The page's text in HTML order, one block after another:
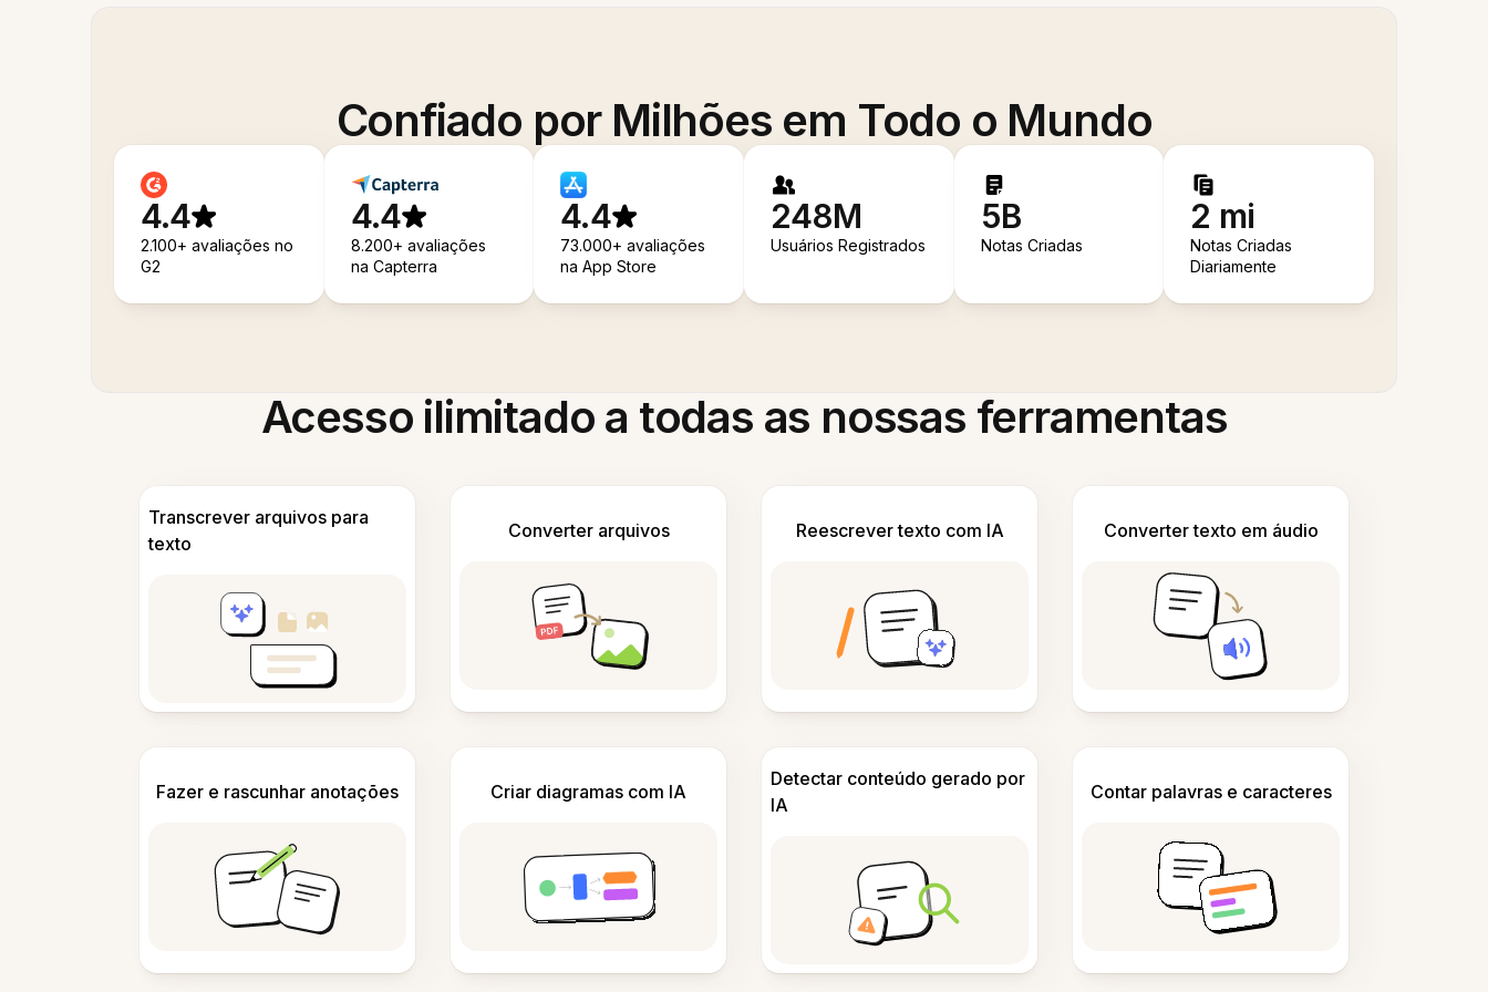
Confiado por Milhões em Todo o Mundo
4.4
2.100+ avaliações no
G2
4.4
8.200+ avaliações
na Capterra
4.4
73.000+ avaliações
na App Store
248M
Usuários Registrados
5B
Notas Criadas
2 mi
Notas Criadas
Diariamente
Acesso ilimitado a todas as nossas ferramentas
Transcrever arquivos para
texto
Converter arquivos Reescrever texto com IA Converter texto em áudio
Fazer e rascunhar anotações Criar diagramas com IA
Detectar conteúdo gerado por
IA
Contar palavras e caracteres